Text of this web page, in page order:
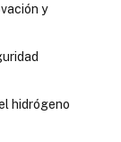
y
hidrógeno